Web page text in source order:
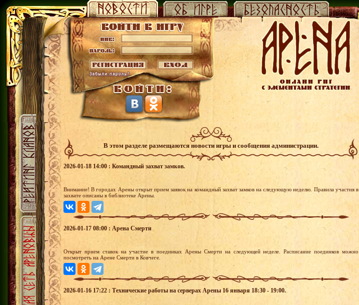
В этом разделе размещаются новости игры и сообщения администрации.
2026-01-18 14:00 : Командный захват замков.
Внимание! В городах Арены открыт прием заявок на командный захват замков на следующую неделю. Правила участия в
захвате описаны в библиотеке Арены.
2026-01-17 08:00 : Арена Смерти
Открыт прием ставок на участие в поединках Арены Смерти на следующей неделе. Расписание поединков можно
посмотреть на Арене Смерти в Ковчеге.
2026-01-16 17:22 : Технические работы на серверах Арены 16 января 18:30 - 19:00.